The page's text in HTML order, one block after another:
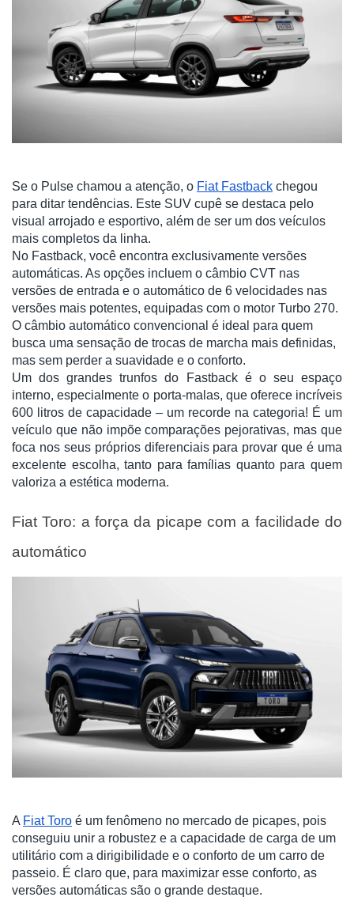
Se o Pulse chamou a atenção, o Fiat Fastback chegou
para ditar tendências. Este SUV cupê se destaca pelo
visual arrojado e esportivo, além de ser um dos veículos
mais completos da linha.
No Fastback, você encontra exclusivamente versões
automáticas. As opções incluem o câmbio CVT nas
versões de entrada e o automático de 6 velocidades nas
versões mais potentes, equipadas com o motor Turbo 270.
O câmbio automático convencional é ideal para quem
busca uma sensação de trocas de marcha mais definidas,
mas sem perder a suavidade e o conforto.
Um dos grandes trunfos do Fastback é o seu espaço
interno, especialmente o porta-malas, que oferece incríveis
600 litros de capacidade – um recorde na categoria! É um
veículo que não impõe comparações pejorativas, mas que
foca nos seus próprios diferenciais para provar que é uma
excelente escolha, tanto para famílias quanto para quem
valoriza a estética moderna.
Fiat Toro: a força da picape com a facilidade do
automático
A Fiat Toro é um fenômeno no mercado de picapes, pois
conseguiu unir a robustez e a capacidade de carga de um
utilitário com a dirigibilidade e o conforto de um carro de
passeio. É claro que, para maximizar esse conforto, as
versões automáticas são o grande destaque.